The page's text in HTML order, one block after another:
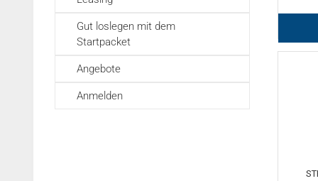
Gut loslegen mit dem
Startpacket
Angebote
Anmelden